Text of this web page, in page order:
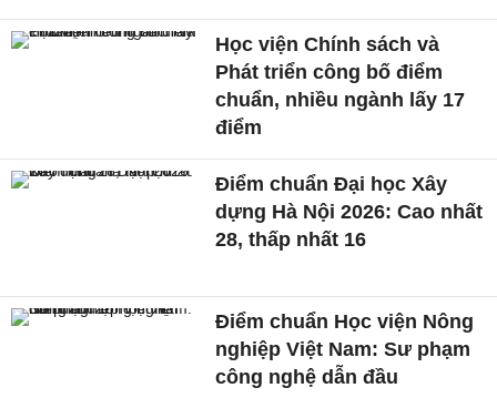
Học viện Chính sách và
Phát triển công bố điểm
chuẩn, nhiều ngành lấy 17
điểm
Điểm chuẩn Đại học Xây
dựng Hà Nội 2026: Cao nhất
28, thấp nhất 16
Điểm chuẩn Học viện Nông
nghiệp Việt Nam: Sư phạm
công nghệ dẫn đầu